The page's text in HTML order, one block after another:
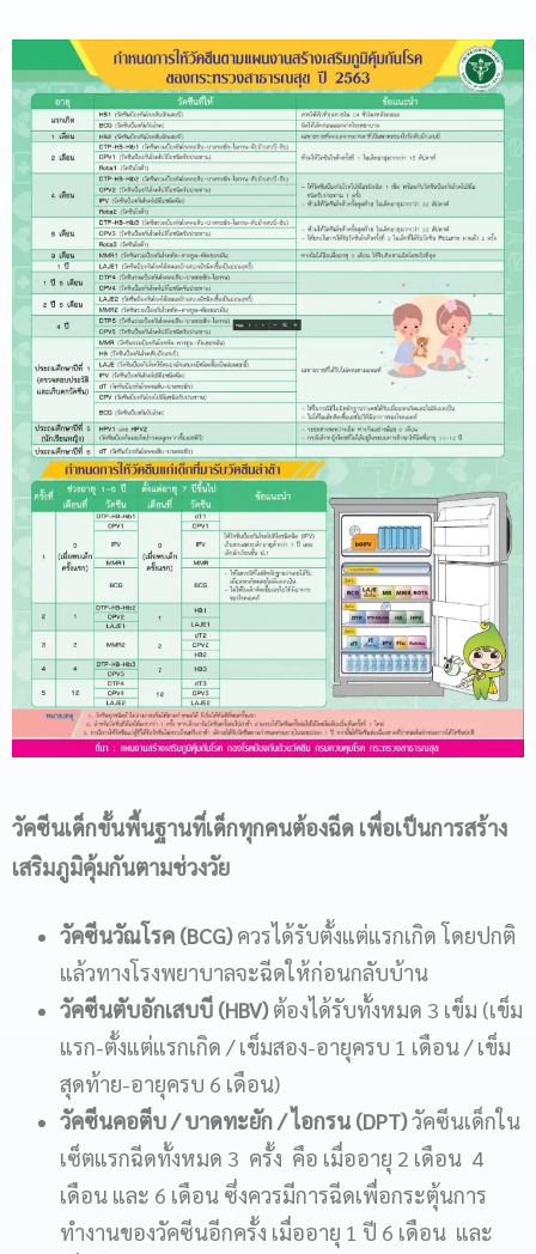
วัคซีนเด็กขั้นพื้นฐานที่เด็กทุกคนต้องฉีด เพื่อเป็นการสร้าง
เสริมภูมิคุ้มกันตามช่วงวัย
วัคซีนวัณโรค (BCG)ควรได้รับตั้งแต่แรกเกิด โดยปกติ
แล้วทางโรงพยาบาลจะฉีดให้ก่อนกลับบ้าน
วัคซีนตับอักเสบบี (HBV)ต้องได้รับทั้งหมด 3 เข็ม (เข็ม
แรก-ตั้งแต่แรกเกิด / เข็มสอง-อายุครบ 1 เดือน / เข็ม
สุดท้าย-อายุครบ 6 เดือน)
วัคซีนคอตีบ / บาดทะยัก / ไอกรน (DPT)วัคซีนเด็กใน
เซ็ตแรกฉีดทั้งหมด 3 ครั้ง คือ เมื่ออายุ 2 เดือน 4
เดือน และ 6 เดือน ซึ่งควรมีการฉีดเพื่อกระตุ้นการ
ทำงานของวัคซีนอีกครั้ง เมื่ออายุ 1 ปี 6 เดือน และ